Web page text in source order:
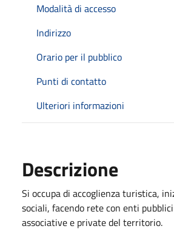
Modalità di accesso
Indirizzo
Orario per il pubblico
Punti di contatto
Ulteriori informazioni
Descrizione
Si occupa di accoglienza turistica,
sociali, facendo rete con enti
associative e private del territorio.